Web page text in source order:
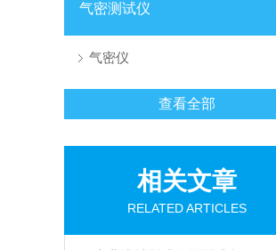
气密测试仪
气密仪
查看全部
相关文章
RELATED ARTICLES